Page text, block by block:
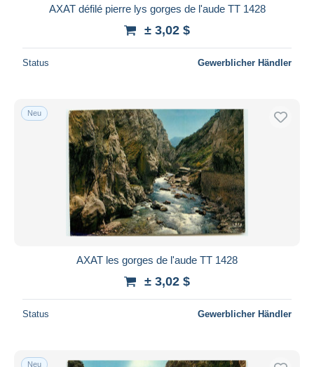
AXAT défilé pierre lys gorges de l'aude TT 1428
± 3,02 $
Status Gewerblicher Händler
Neu
AXAT les gorges de l'aude TT 1428
± 3,02 $
Status Gewerblicher Händler
Neu